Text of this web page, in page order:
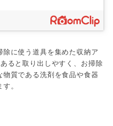
に使う道具を集めた収納ア
ると取り出しやすく、お掃除
質である洗剤を食品や食器
。